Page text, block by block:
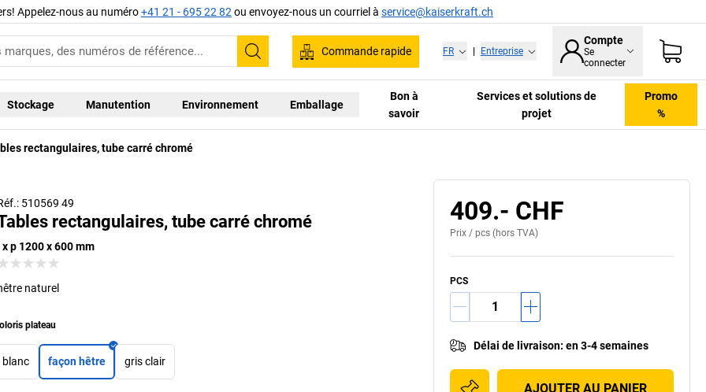
Appelez-nous au numéro+41 21 - 695 22 82 ou envoyez-nous un courriel à service@kaiserkraft.ch
Recherche
Commande rapide FR Entreprise
Compte
Se
connecter
Stockage Manutention Environnement Emballage
Bon à
savoir
Services et solutions de
projet
Promo
%
rectangulaires, tube carré chromé
510569 49
rectangulaires, tube carré chromé
x p 1200 x 600 mm
naturel
plateau
blanc façon hêtre gris clair
409.- CHF
Prix / pcs (hors TVA)
PCS
Délai de livraison: en 3-4 semaines
AJOUTER AU PANIER